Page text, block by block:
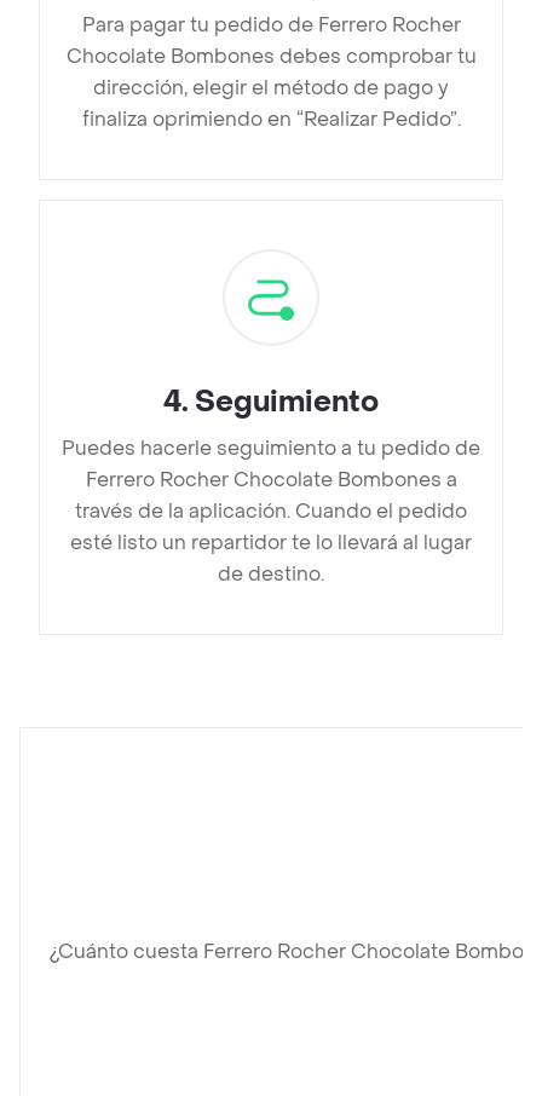
Para pagar tu pedido de Ferrero Rocher
Chocolate Bombones debes comprobar tu
dirección, elegir el método de pago y
finaliza oprimiendo en “Realizar Pedido”.
4. Seguimiento
Puedes hacerle seguimiento a tu pedido de
Ferrero Rocher Chocolate Bombones a
través de la aplicación. Cuando el pedido
esté listo un repartidor te lo llevará al lugar
de destino.
¿Cuánto cuesta Ferrero Rocher Chocolate